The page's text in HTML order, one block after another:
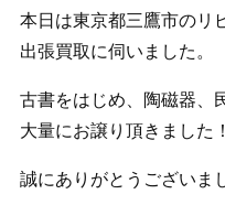
本日は東京都三鷹市のリ
出張買取に伺いました。
古書をはじめ、陶磁器、
大量にお譲り頂きました！
誠にありがとうございま